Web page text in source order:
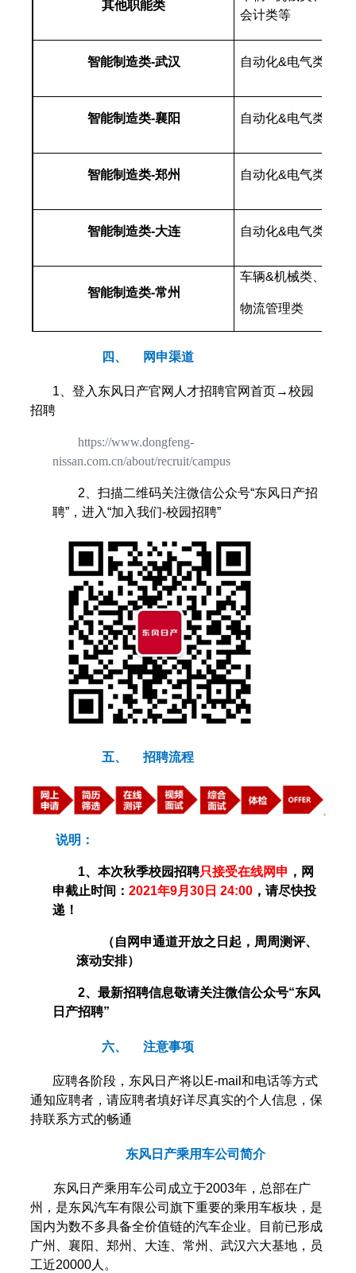
其他职能类
会计类等
智能制造类-武汉 自动化&电气类、
智能制造类-襄阳 自动化&电气类、
智能制造类-郑州 自动化&电气类、
智能制造类-大连 自动化&电气类、
智能制造类-常州
车辆&机械类、自动
物流管理类
四、 网申渠道
1 、登入东风日产官网人才招聘官网首页→校园
招聘
https://www.dongfeng-
nissan.com.cn/about/recruit/campus
2 、扫描二维码关注微信公众号“东风日产招
聘”，进入“加入我们-校园招聘”
五、 招聘流程
说明：
1、本次秋季校园招聘只接受在线网申 ，网
申截止时间： 2021年9月30日 24:00 ，请尽快投
递！
（自网申通道开放之日起，周周测评、
滚动安排）
2、最新招聘信息敬请关注微信公众号“东风
日产招聘”
六、 注意事项
应聘各阶段，东风日产将以E-mail和电话等方式
通知应聘者，请应聘者填好详尽真实的个人信息，保
持联系方式的畅通
东风日产乘用车公司简介
东风日产乘用车公司成立于2003年，总部在广
州，是东风汽车有限公司旗下重要的乘用车板块，是
国内为数不多具备全价值链的汽车企业。目前已形成
广州、襄阳、郑州、大连、常州、武汉六大基地，员
工近20000人。